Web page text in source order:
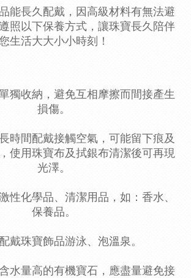
能長久配戴，因高級材料有無法避
照以下保養方式，讓珠寶長久陪伴
生活大大小小時刻！
獨收納，避免互相摩擦而間接產生
損傷。
時間配戴接觸空氣，可能留下痕及
使用珠寶布及拭銀布清潔後可再現
光澤。
性化學品、清潔用品，如：香水、
保養品。
戴珠寶飾品游泳、泡溫泉。
水量高的有機寶石，應盡量避免接